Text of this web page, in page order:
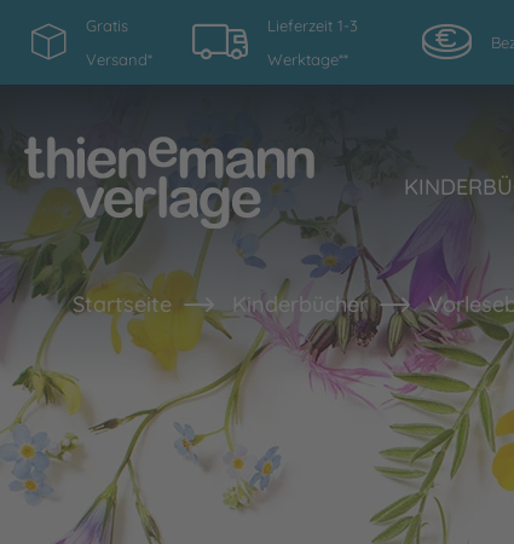
Gratis
Versand*
Lieferzeit 1-3
Werktage**
Startseite Kinderbücher